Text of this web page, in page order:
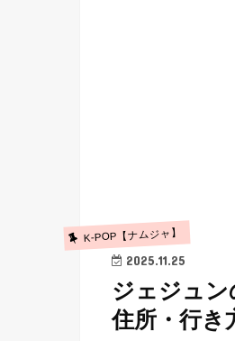
K-POP【ナムジャ】
2025.11.25
ジェジュン
住所・行き